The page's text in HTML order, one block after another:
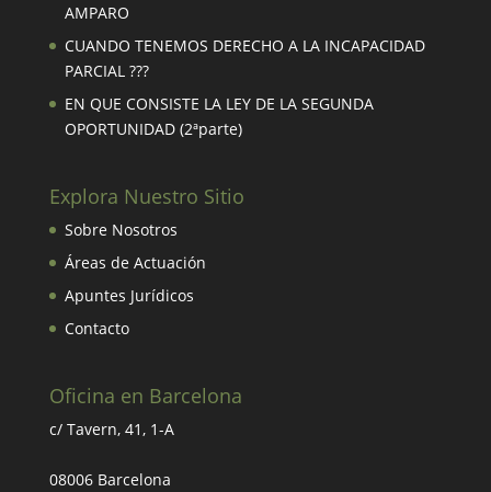
AMPARO
CUANDO TENEMOS DERECHO A LA INCAPACIDAD
PARCIAL ???
EN QUE CONSISTE LA LEY DE LA SEGUNDA
OPORTUNIDAD (2ªparte)
Explora Nuestro Sitio
Sobre Nosotros
Áreas de Actuación
Apuntes Jurídicos
Contacto
Oficina en Barcelona
c/ Tavern, 41, 1-A
08006 Barcelona